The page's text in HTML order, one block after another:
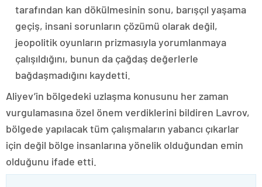
tarafından kan dökülmesinin sonu, barışçıl yaşama
geçiş, insani sorunların çözümü olarak değil,
jeopolitik oyunların prizmasıyla yorumlanmaya
çalışıldığını, bunun da çağdaş değerlerle
bağdaşmadığını kaydetti.
Aliyev’in bölgedeki uzlaşma konusunu her zaman
vurgulamasına özel önem verdiklerini bildiren Lavrov,
bölgede yapılacak tüm çalışmaların yabancı çıkarlar
için değil bölge insanlarına yönelik olduğundan emin
olduğunu ifade etti.